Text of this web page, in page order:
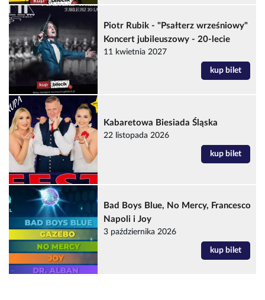
Piotr Rubik - "Psałterz wrześniowy"
Koncert jubileuszowy - 20-lecie
11 kwietnia 2027
kup bilet
Kabaretowa Biesiada Śląska
22 listopada 2026
kup bilet
Bad Boys Blue, No Mercy, Francesco
Napoli i Joy
3 października 2026
kup bilet